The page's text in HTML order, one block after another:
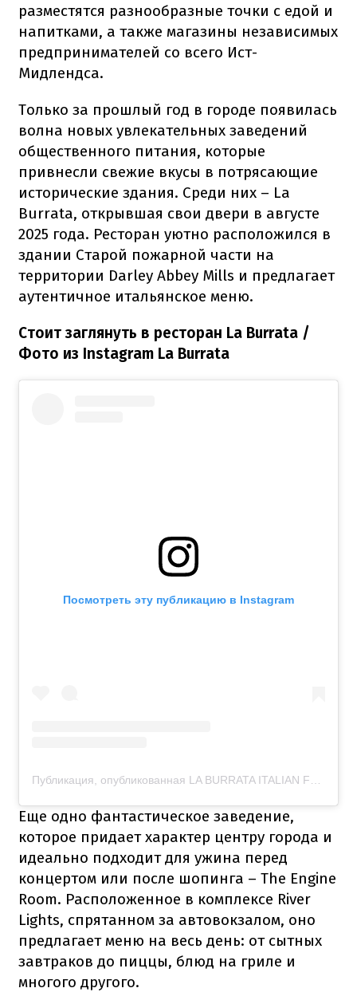
разместятся разнообразные точки с едой и
напитками, а также магазины независимых
предпринимателей со всего Ист-
Мидлендса.
Только за прошлый год в городе появилась
волна новых увлекательных заведений
общественного питания, которые
привнесли свежие вкусы в потрясающие
исторические здания. Среди них – La
Burrata, открывшая свои двери в августе
2025 года. Ресторан уютно расположился в
здании Старой пожарной части на
территории Darley Abbey Mills и предлагает
аутентичное итальянское меню.
Стоит заглянуть в ресторан La Burrata /
Фото из Instagram La Burrata
Посмотреть эту публикацию в Instagram
Еще одно фантастическое заведение,
которое придает характер центру города и
идеально подходит для ужина перед
концертом или после шопинга – The Engine
Room. Расположенное в комплексе River
Lights, спрятанном за автовокзалом, оно
предлагает меню на весь день: от сытных
завтраков до пиццы, блюд на гриле и
многого другого.